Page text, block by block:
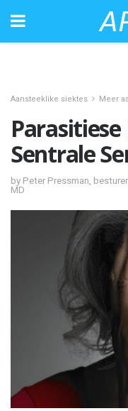
Aansteeklike siektes Meer
Sentrale
by Peter Pressman,
MD